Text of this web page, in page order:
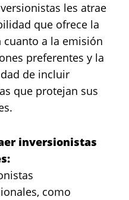
les atrae
que ofrece la
cuanto a la emisión
preferentes y la
de incluir
que protejan sus
inversionistas
como